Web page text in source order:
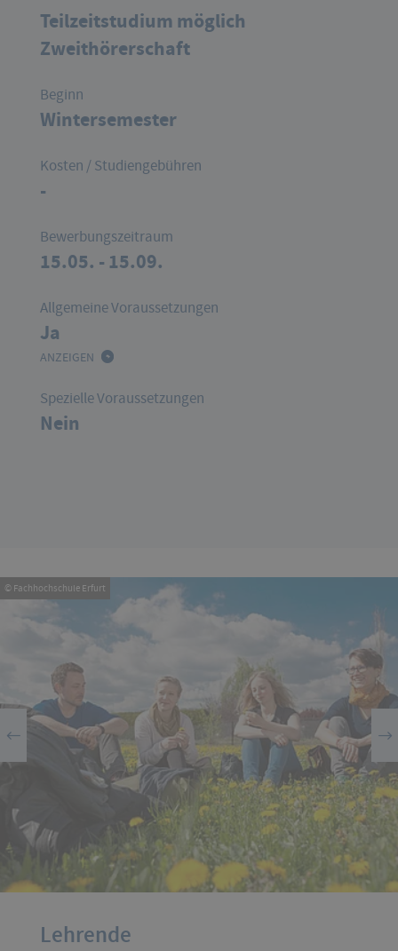
Teilzeitstudium möglich
Zweithörerschaft
Beginn
Wintersemester
Kosten / Studiengebühren
-
Bewerbungszeitraum
15.05. - 15.09.
Allgemeine Voraussetzungen
Ja
ANZEIGEN
Spezielle Voraussetzungen
Nein
© Fachhochschule Erfurt
Lehrende